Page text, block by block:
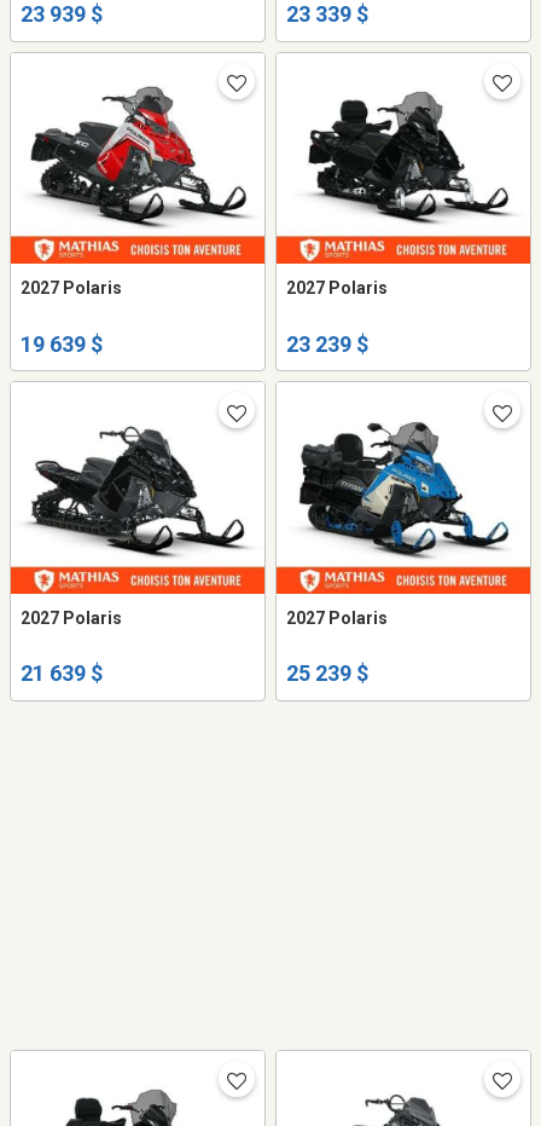
23 939 $ 23 339 $
2027 Polaris
19 639 $
2027 Polaris
23 239 $
2027 Polaris
21 639 $
2027 Polaris
25 239 $